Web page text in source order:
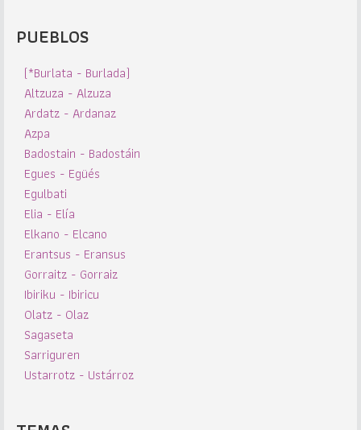
PUEBLOS
(*Burlata - Burlada)
Altzuza - Alzuza
Ardatz - Ardanaz
Azpa
Badostain - Badostáin
Egues - Egüés
Egulbati
Elia - Elía
Elkano - Elcano
Erantsus - Eransus
Gorraitz - Gorraiz
Ibiriku - Ibiricu
Olatz - Olaz
Sagaseta
Sarriguren
Ustarrotz - Ustárroz